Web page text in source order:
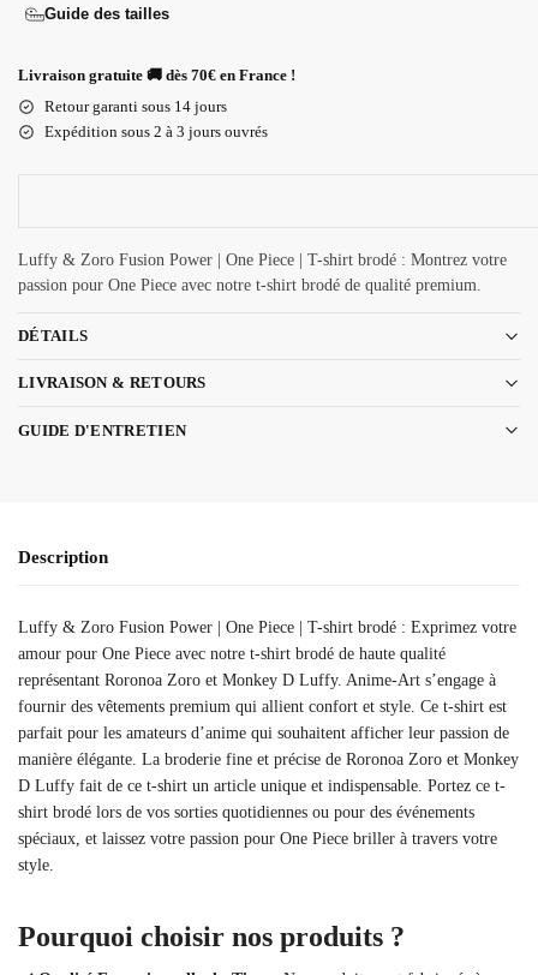
Guide des tailles
Livraison gratuite 🚚 dès 70€ en France !
Retour garanti sous 14 jours
Expédition sous 2 à 3 jours ouvrés
Luffy & Zoro Fusion Power | One Piece | T-shirt brodé : Montrez votre
passion pour One Piece avec notre t-shirt brodé de qualité premium.
DÉTAILS
LIVRAISON & RETOURS
GUIDE D'ENTRETIEN
Description
Luffy & Zoro Fusion Power | One Piece | T-shirt brodé : Exprimez votre
amour pour One Piece avec notre t-shirt brodé de haute qualité
représentant Roronoa Zoro et Monkey D Luffy. Anime-Art s’engage à
fournir des vêtements premium qui allient confort et style. Ce t-shirt est
parfait pour les amateurs d’anime qui souhaitent afficher leur passion de
manière élégante. La broderie fine et précise de Roronoa Zoro et Monkey
D Luffy fait de ce t-shirt un article unique et indispensable. Portez ce t-
shirt brodé lors de vos sorties quotidiennes ou pour des événements
spéciaux, et laissez votre passion pour One Piece briller à travers votre
style.
Pourquoi choisir nos produits ?